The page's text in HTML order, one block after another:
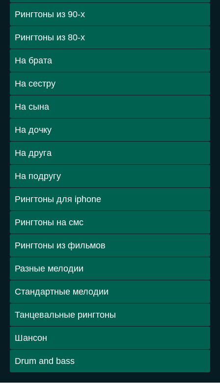
Рингтоны из 90-х
Рингтоны из 80-х
На брата
На сестру
На сына
На дочку
На друга
На подругу
Рингтоны для iphone
Рингтоны на смс
Рингтоны из фильмов
Разные мелодии
Стандартные мелодии
Танцевальные рингтоны
Шансон
Drum and bass